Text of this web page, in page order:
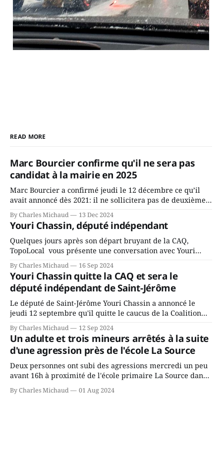
READ MORE
Marc Bourcier confirme qu'il ne sera pas
candidat à la mairie en 2025
Marc Bourcier a confirmé jeudi le 12 décembre ce qu’il
avait annoncé dès 2021: il ne sollicitera pas de deuxième
fait l’annonce en s’adressant aux employés de la ville,
rassemblés en soirée pour leur traditionnel souper
By Charles Michaud 13 Dec 2024
Youri Chassin, député indépendant
Quelques jours après son départ bruyant de la CAQ,
TopoLocal vous présente une conversation avec Youri
depuis longtemps? Sera-t-il candidat indépendant dans 2
ans? Joindrait-il un autre parti, par exemple les
conservateurs d’Éric Duhaime? Que lui
By Charles Michaud 16 Sep 2024
Youri Chassin quitte la CAQ et sera le
député indépendant de Saint-Jérôme
Le député de Saint-Jérôme Youri Chassin a annoncé le
jeudi 12 septembre qu'il quitte le caucus de la Coalition
gouvernement de la CAQ, surtout de son incapacité, qu'il
juge chronique, à offrir des
By Charles Michaud 12 Sep 2024
Un adulte et trois mineurs arrêtés à la suite
d'une agression près de l'école La Source
Deux personnes ont subi des agressions mercredi un peu
avant 16h à proximité de l'école primaire La Source dans
victimes aurait été écrasée sous un véhicule et aspergée
By Charles Michaud 01 Aug 2024